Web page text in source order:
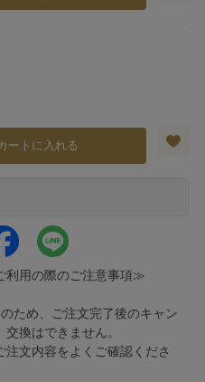
ートに入れる
利用の際のご注意事項≫
ため、ご注文完了後のキャン
換はできません。
文内容をよくご確認くださ